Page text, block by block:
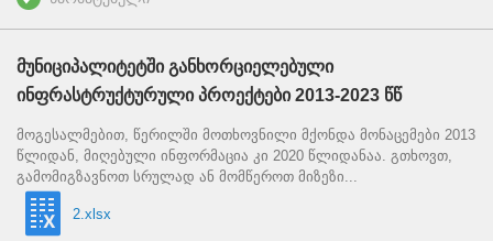
მუნიციპალიტეტში განხორციელებული
ინფრასტრუქტურული პროექტები 2013-2023 წწ
მოგესალმებით, წერილში მოთხოვნილი მქონდა მონაცემები 2013
წლიდან, მიღებული ინფორმაცია კი 2020 წლიდანაა. გთხოვთ,
გამომიგზავნოთ სრულად ან მომწეროთ მიზეზი...
2.xlsx